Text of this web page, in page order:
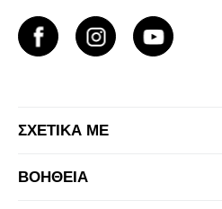
ΣΧΕΤΙΚΑ ΜΕ
ΒΟΗΘΕΙΑ